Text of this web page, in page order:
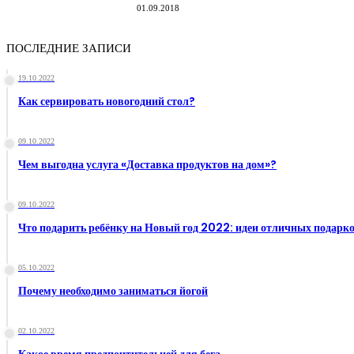
01.09.2018
ПОСЛЕДНИЕ ЗАПИСИ
19.10.2022
Как сервировать новогодний стол?
09.10.2022
Чем выгодна услуга «Доставка продуктов на дом»?
09.10.2022
Что подарить ребёнку на Новый год 2022: идеи отличных
05.10.2022
Почему необходимо заниматься йогой
02.10.2022